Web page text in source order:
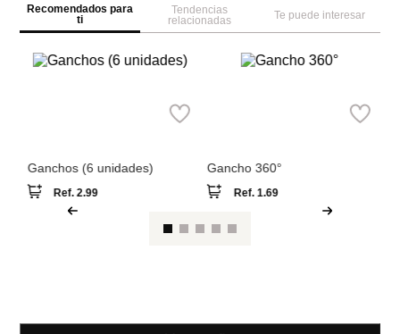
Recomendados para
ti
Tendencias
relacionadas
Te puede interesar
Miniso